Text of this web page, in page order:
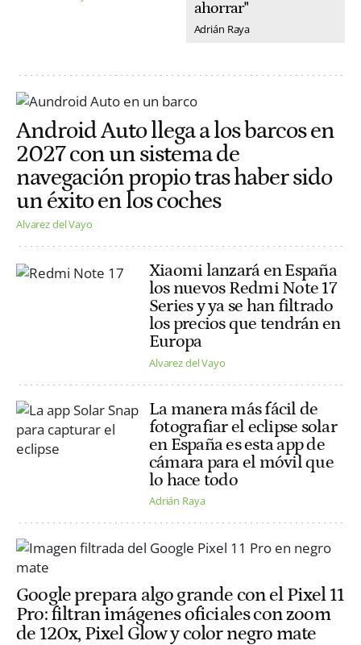
ahorrar"
Adrián Raya
Android Auto llega a los barcos en
2027 con un sistema de
navegación propio tras haber sido
un éxito en los coches
Alvarez del Vayo
Xiaomi lanzará en España
los nuevos Redmi Note 17
Series y ya se han filtrado
los precios que tendrán en
Europa
Alvarez del Vayo
La manera más fácil de
fotografiar el eclipse solar
en España es esta app de
cámara para el móvil que
lo hace todo
Adrián Raya
Google prepara algo grande con el Pixel 11
Pro: filtran imágenes oficiales con zoom
de 120x, Pixel Glow y color negro mate